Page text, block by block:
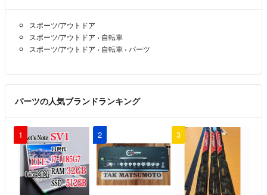
スポーツ/アウトドア
スポーツ/アウトドア › 自転車
スポーツ/アウトドア › 自転車 › パーツ
パーツの人気ブランドランキング
1 2 3